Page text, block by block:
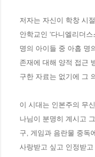
저자는 자신이 학창 시
안학교인 ‘다니엘리더
명의 아이들 중 아홉 명
존재에 대해 양적 접근
구한 자료는 없기에 그
이 시대는 인본주의 무
나님이 분명히 계시고
구, 게임과 음란물 중독
사랑받고 싶고 인정받